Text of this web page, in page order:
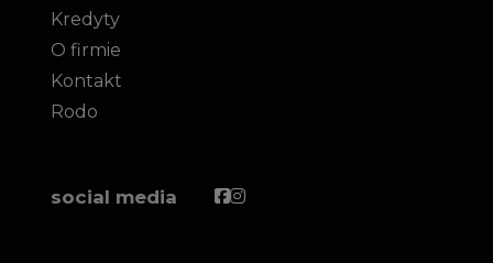
Kredyty
O firmie
Kontakt
Rodo
social media Facebook
Facebook